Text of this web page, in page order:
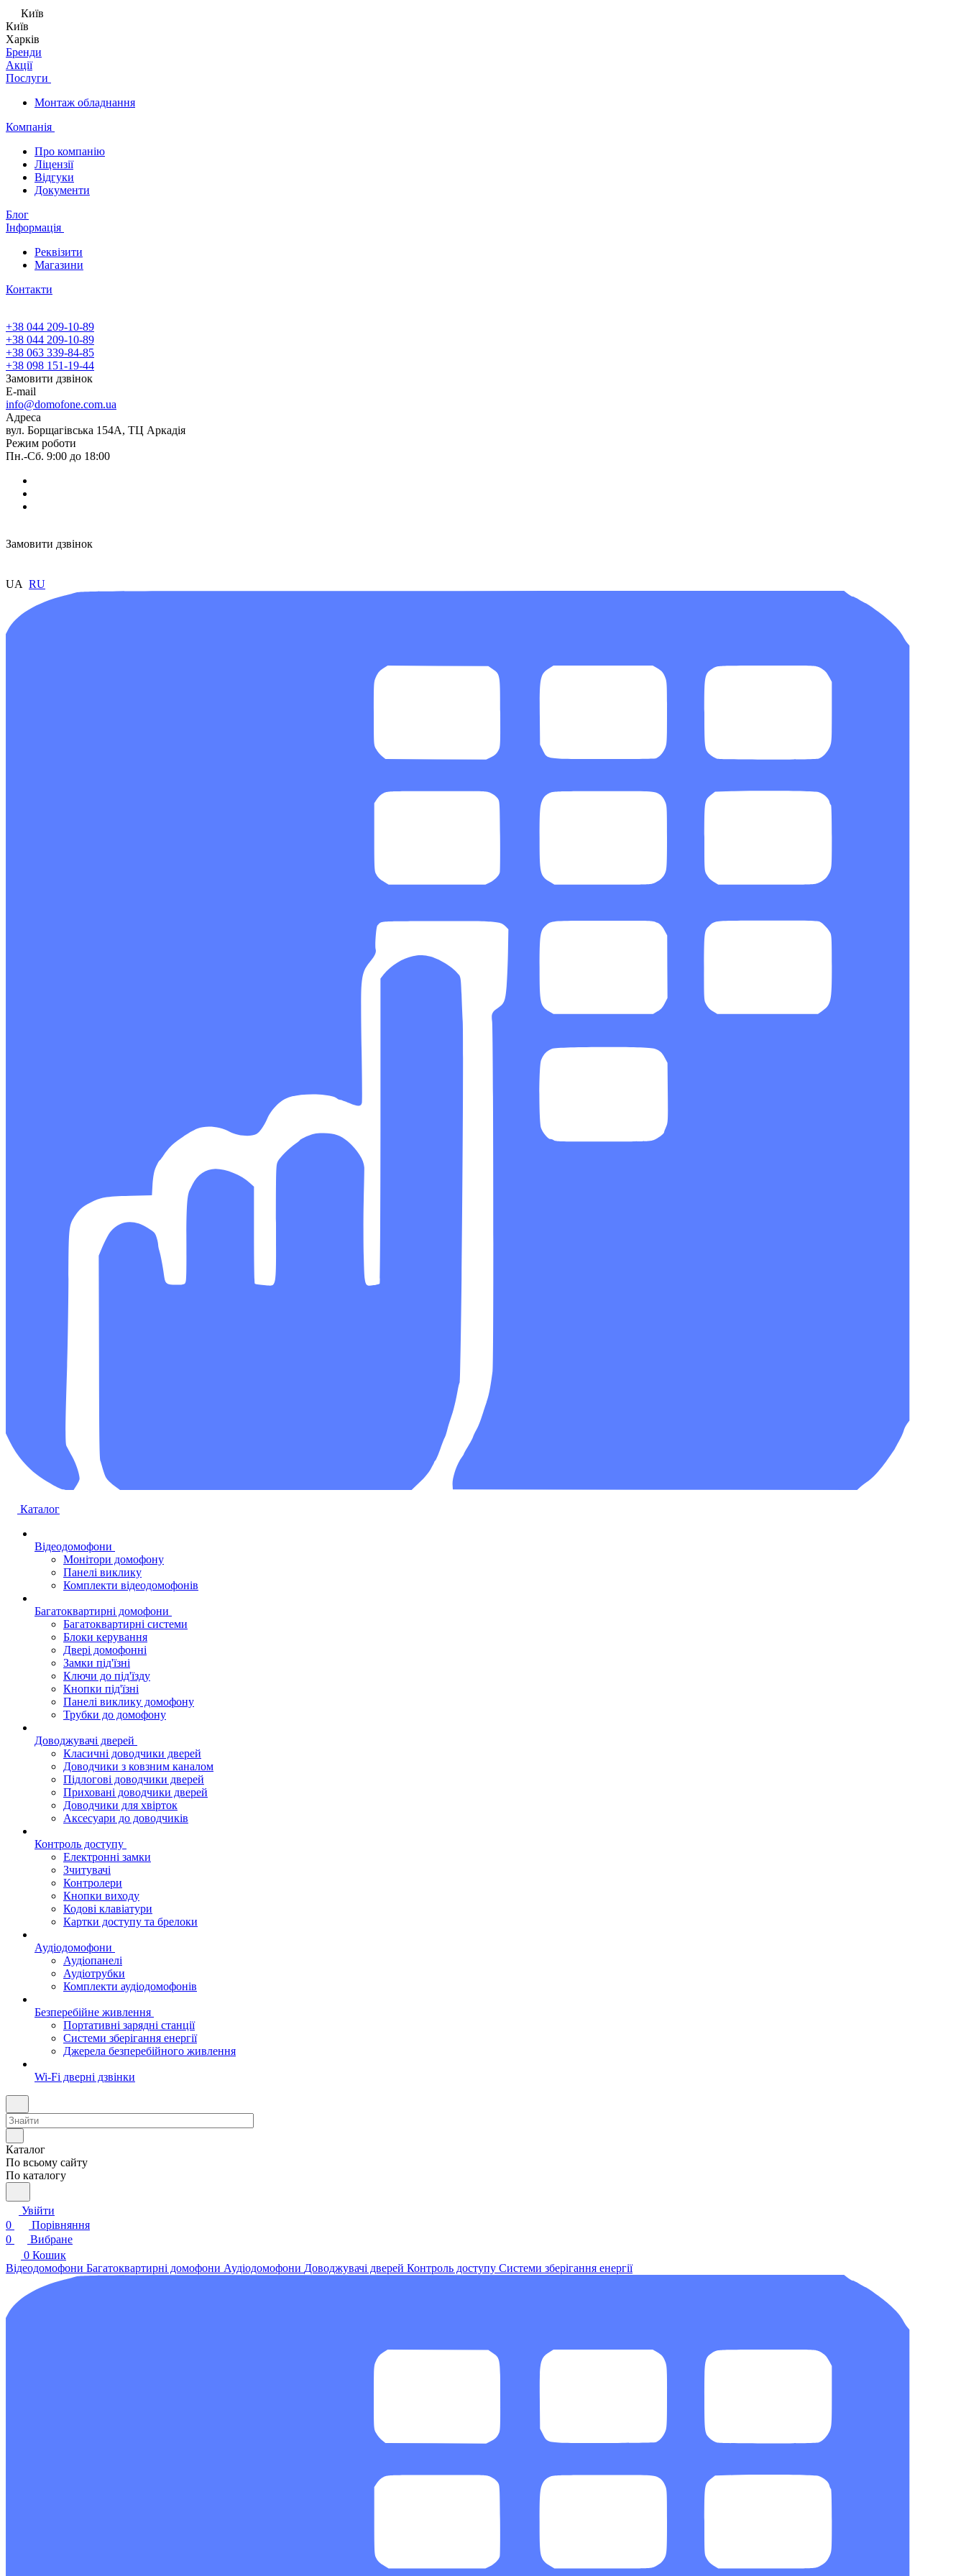
Київ
Київ
Харків
Бренди
Акції
Послуги
Монтаж обладнання
Компанія
Про компанію
Ліцензії
Відгуки
Документи
Блог
Інформація
Реквізити
Магазини
Контакти
+38 044 209-10-89
+38 044 209-10-89
+38 063 339-84-85
+38 098 151-19-44
Замовити дзвінок
E-mail
info@domofone.com.ua
Адреса
вул. Борщагівська 154А, ТЦ Аркадія
Режим роботи
Пн.-Сб. 9:00 до 18:00
Замовити дзвінок
UA RU
Каталог
Відеодомофони
Монітори домофону
Панелі виклику
Комплекти відеодомофонів
Багатоквартирні домофони
Багатоквартирні системи
Блоки керування
Двері домофонні
Замки під'їзні
Ключи до під'їзду
Кнопки під'їзні
Панелі виклику домофону
Трубки до домофону
Доводжувачі дверей
Класичні доводчики дверей
Доводчики з ковзним каналом
Підлогові доводчики дверей
Приховані доводчики дверей
Доводчики для хвірток
Аксесуари до доводчиків
Контроль доступу
Електронні замки
Зчитувачі
Контролери
Кнопки виходу
Кодові клавіатури
Картки доступу та брелоки
Аудіодомофони
Аудіопанелі
Аудіотрубки
Комплекти аудіодомофонів
Безперебійне живлення
Портативні зарядні станції
Системи зберігання енергії
Джерела безперебійного живлення
Wi-Fi дверні дзвінки
Каталог
По всьому сайту
По каталогу
Увійти
0
Порівняння
0
Вибране
0 Кошик
Відеодомофони Багатоквартирні домофони Аудіодомофони Доводжувачі дверей Контроль доступу Системи зберігання енергії